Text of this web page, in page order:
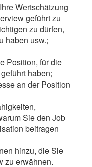
Wertschätzung
geführt zu
zu dürfen,
haben usw.;
Position, für die
haben;
an der Position
Sie den Job
beitragen
hinzu, die Sie
zu erwähnen.